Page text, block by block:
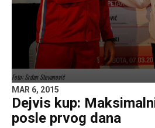
Foto: Srđan Stevanović
MAR 6, 2015
Dejvis kup:
posle prvog dana